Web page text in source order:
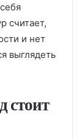
считает,
и нет
выглядеть
стоит